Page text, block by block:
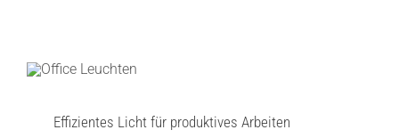
Effizientes Licht für produktives Arbeiten